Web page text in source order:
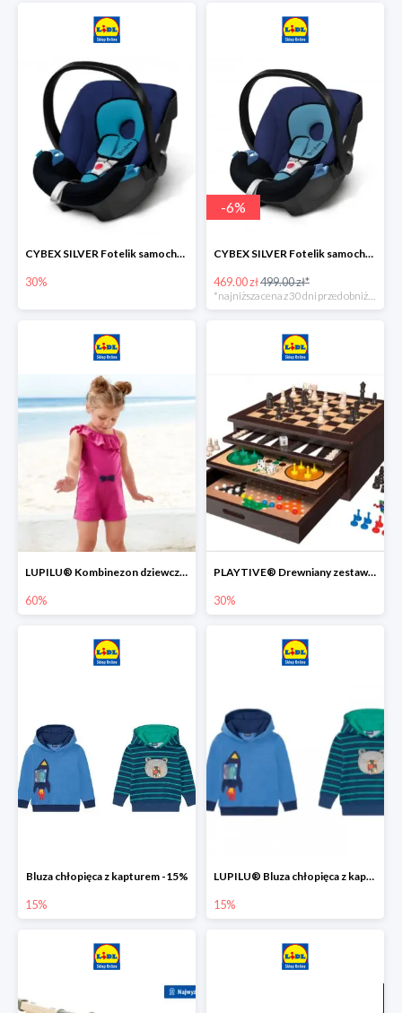
CYBEX SILVER Fotelik samochodowy -30%
30%
-6%
CYBEX SILVER Fotelik samochodowy + dostawa gratis!
469.00 zł499.00 zł*
*najniższa cena z 30 dni przed obniżką
LUPILU® Kombinezon dziewczęcy z bawełny
60%
PLAYTIVE® Drewniany zestaw gier 10 w 1
30%
Bluza chłopięca z kapturem -15%
15%
LUPILU® Bluza chłopięca z kapturem
15%